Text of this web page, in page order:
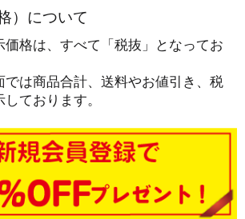
）について
価格は、すべて「税抜」となってお
では商品合計、送料やお値引き、税
ております。